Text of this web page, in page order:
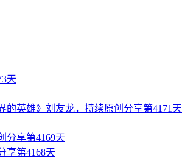
天
的英雄》刘友龙，持续原创分享第4171天
分享第4169天
享第4168天